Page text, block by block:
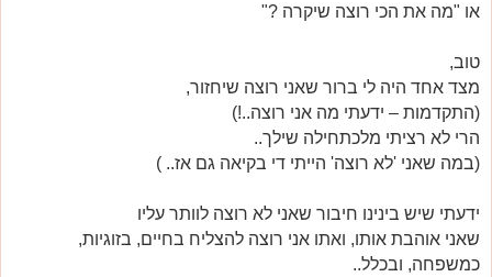
או "מה את הכי רוצה שיקרה ?"
טוב,
מצד אחד היה לי ברור שאני רוצה שיחזור,
(התקדמות – ידעתי מה אני רוצה..!)
הרי לא רציתי מלכתחילה שילך..
(במה שאני 'לא רוצה' הייתי די בקיאה גם אז.. )
ידעתי שיש בינינו חיבור שאני לא רוצה לוותר עליו
שאני אוהבת אותו, ואתו אני רוצה להצליח בחיים, בזוגיות,
כמשפחה, ובכלל..